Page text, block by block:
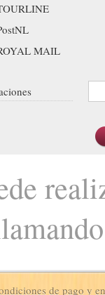
MAIL
de pago y